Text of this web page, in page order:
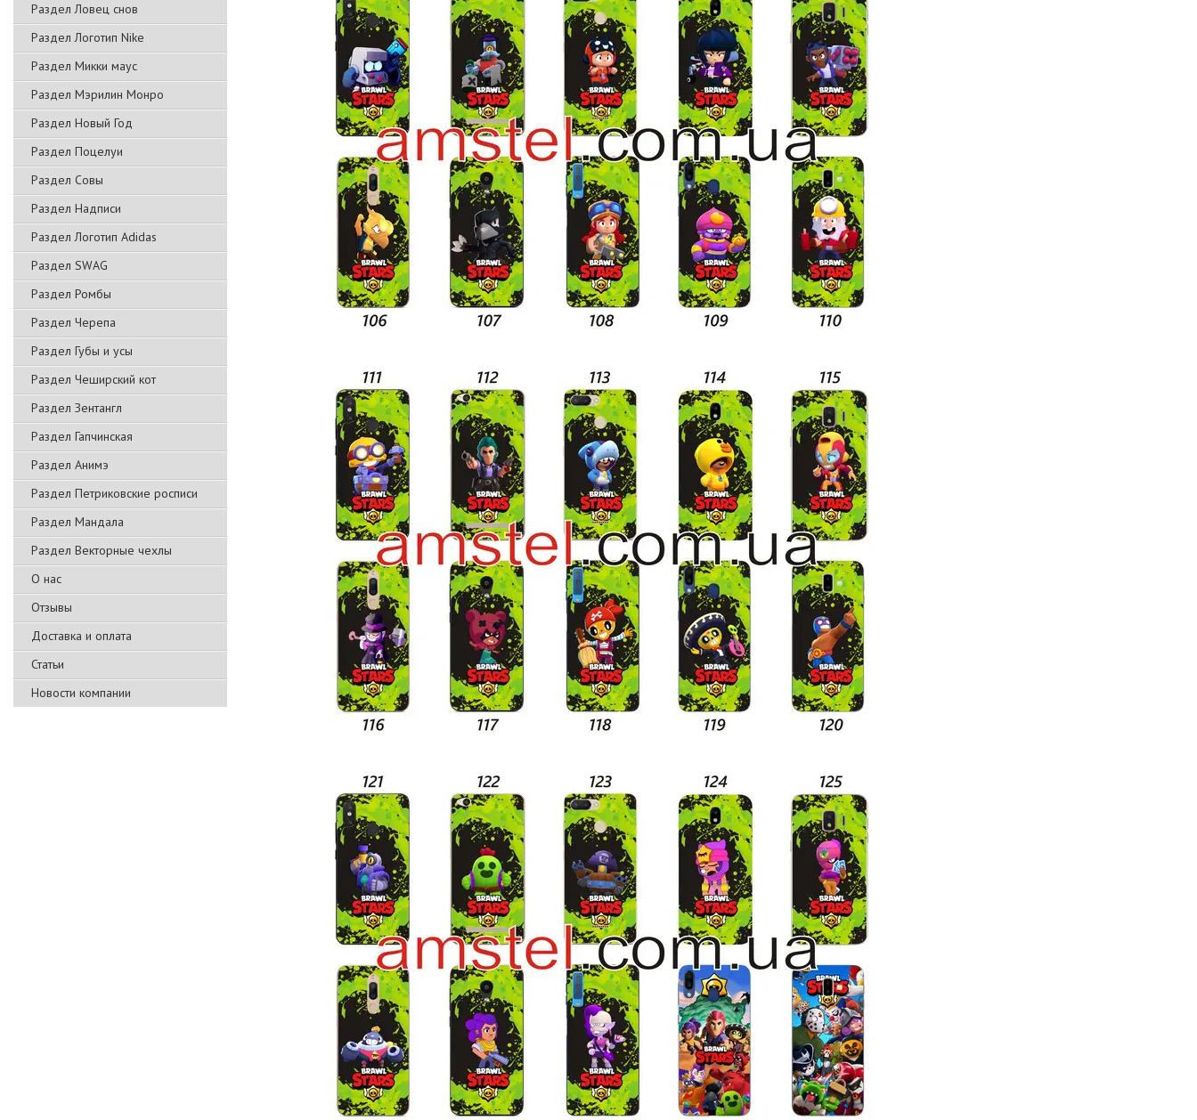
Раздел Ловец снов
Раздел Логотип Nike
Раздел Микки маус
Раздел Мэрилин Монро
Раздел Новый Год
Раздел Поцелуи
Раздел Совы
Раздел Надписи
Раздел Логотип Adidas
Раздел SWAG
Раздел Ромбы
Раздел Черепа
Раздел Губы и усы
Раздел Чеширский кот
Раздел Зентангл
Раздел Гапчинская
Раздел Анимэ
Раздел Петриковские росписи
Раздел Мандала
Раздел Векторные чехлы
О нас
Отзывы
Доставка и оплата
Статьи
Новости компании